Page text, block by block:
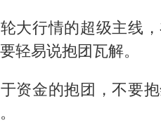
大行情的超级主线，
轻易说抱团瓦解。
资金的抱团，不要